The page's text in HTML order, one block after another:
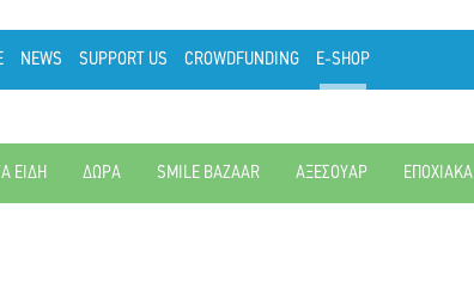
NEWS SUPPORT US CROWDFUNDING E-SHOP
ΕΙΔΗ ΔΩΡΑ SMILE BAZAAR ΑΞΕΣΟΥΑΡ ΕΠΟΧΙΑΚΑ